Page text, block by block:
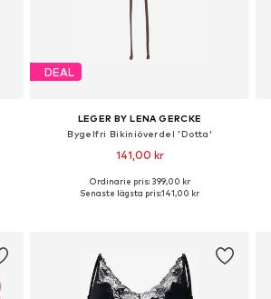
DEAL
LEGER BY LENA GERCKE
Bygelfri Bikiniöverdel 'Dotta'
141,00 kr
Tillgängliga storlekar: 70, 75, 75, 80
Ordinarie pris: 399,00 kr
Senaste lägsta pris:141,00 kr